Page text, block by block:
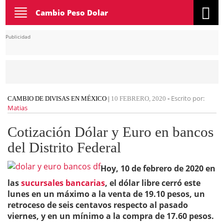
Toggle
navigation
Cambio Peso Dolar
Publicidad
CAMBIO DE DIVISAS EN MÉXICO | 10 FEBRERO, 2020 - Escrito por:
Matias
Cotización Dólar y Euro en bancos
del Distrito Federal
Hoy, 10 de febrero de 2020 en
lassucursales bancarias, el dólar libre cerró este
lunes en un máximo a la venta de 19.10 pesos, un
retroceso de seis centavos respecto al pasado
viernes, y en un mínimo a la compra de 17.60 pesos.